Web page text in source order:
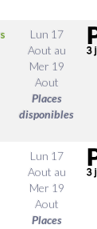
Lun 17
Aout au
Mer 19
Aout
Places
disponibles
Lun 17
Aout au
Mer 19
Aout
Places